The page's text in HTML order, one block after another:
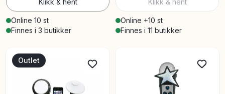
Klikk & hent
Online 10 st
Finnes i 3 butikker
Klikk & hent
Online +10 st
Finnes i 11 butikker
Outlet